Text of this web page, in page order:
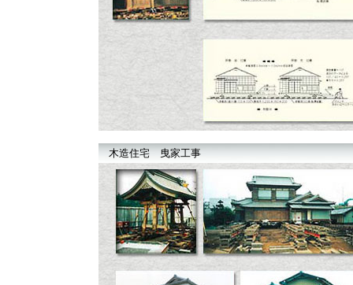
木造住宅 曳家工事